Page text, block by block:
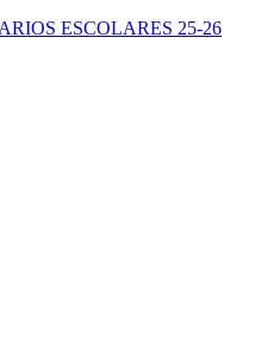
ESCOLARES 25-26